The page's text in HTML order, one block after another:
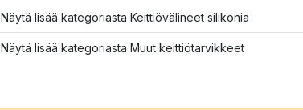
Näytä lisää kategoriasta Keittiövälineet silikonia
Näytä lisää kategoriasta Muut keittiötarvikkeet